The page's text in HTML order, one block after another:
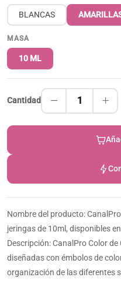
BLANCAS
MASA
10 ML
Cantidad 1
Nombre del producto:
jeringas de 10ml, disponibles
Descripción: CanalPro Color
diseñadas con émbolos de
organización de las diferentes